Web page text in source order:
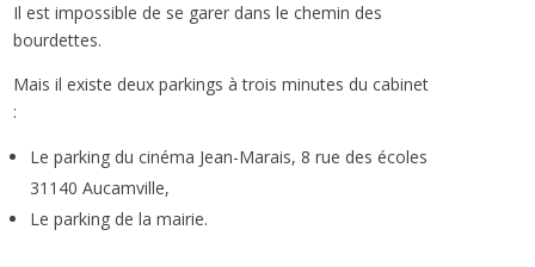
Il est impossible de se garer dans le chemin des
bourdettes.
Mais il existe deux parkings à trois minutes du cabinet
:
Le parking du cinéma Jean-Marais, 8 rue des écoles
31140 Aucamville,
Le parking de la mairie.